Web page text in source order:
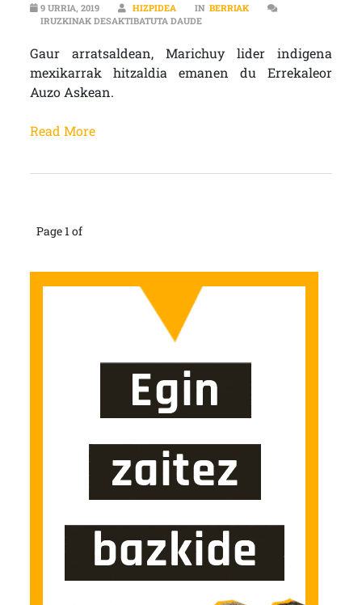
9 URRIA, 2019 HIZPIDEA IN BERRIAK
IRUZKINAK DESAKTIBATUTA DAUDEARKAITZ LÓPEZ SÁNCHEZ
Gaur arratsaldean, Marichuy lider indigena
mexikarrak hitzaldia emanen du Errekaleor
Auzo Askean.
Read More
Page 1 of